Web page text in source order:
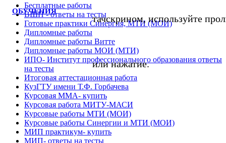
ОБУЧЕНИЯ
тачскрином, используйте
или нажатие.
Бесплатные работы
ВШП - ответы на тесты
Готовые практики Синергия, МТИ (МОИ)
Дипломные работы
Дипломные работы Витте
Дипломные работы МОИ (МТИ)
ИПО- Институт профессионального образования ответы
на тесты
Итоговая аттестационная работа
КузГТУ имени Т.Ф. Горбачева
Курсовая ММА- купить
Курсовая работа МИТУ-МАСИ
Курсовые работы МТИ (МОИ)
Курсовые работы Синергии и МТИ (МОИ)
МИП практикум- купить
МИП- ответы на тесты